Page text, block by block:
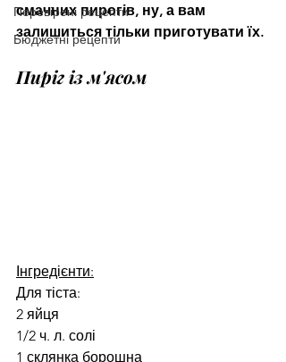
Перевірені рецепти
Бюджетні рецепти
смачних пирогів, ну, а вам
залишиться тільки приготувати їх.
Пиріг із м'ясом
Інгредієнти:
Для тіста:
2 яйця
1/2 ч. л. солі
1 склянка борошна